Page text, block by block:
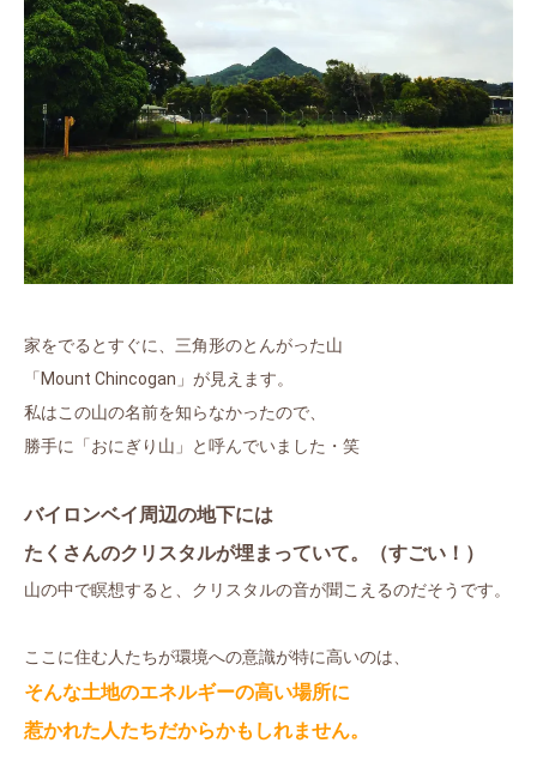
家をでるとすぐに、三角形のとんがった山
「Mount Chincogan」が見えます。
私はこの山の名前を知らなかったので、
勝手に「おにぎり山」と呼んでいました・笑
バイロンベイ周辺の地下には
たくさんのクリスタルが埋まっていて。（すごい！）
山の中で瞑想すると、クリスタルの音が聞こえるのだそうです。
ここに住む人たちが環境への意識が特に高いのは、
そんな土地のエネルギーの高い場所に
惹かれた人たちだからかもしれません。